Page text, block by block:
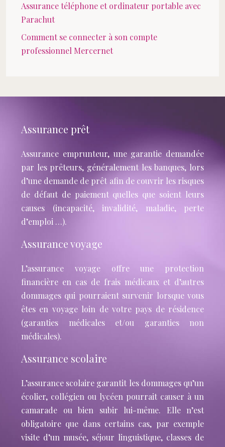
Assurance téléphone et ordinateur portable avec
Parachut
Comment se connecter à son compte
professionnel Mercernet
Assurance prêt
Assurance emprunteur, une garantie demandée
par les prêteurs, généralement les banques, lors
d’une demande de prêt afin de couvrir les risques
de défaut de paiement quelles que soient leurs
causes (incapacité, invalidité, maladie, perte
d’emploi …).
Assurance voyage
L’assurance voyage offre une protection
financière en cas de frais médicaux et d’autres
dommages qui pourraient survenir lorsque vous
êtes en voyage loin de votre pays de résidence
(garanties médicales et/ou garanties non
médicales).
Assurance scolaire
L’assurance scolaire garantit les dommages qu’un
écolier, collégien ou lycéen pourrait causer à un
camarade ou bien subir lui-même. Elle n’est
obligatoire que dans certains cas, par exemple
visite d’un musée, séjour linguistique, classes de